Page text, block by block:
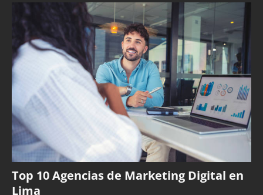
Top 10 Agencias de Marketing Digital en
Lima